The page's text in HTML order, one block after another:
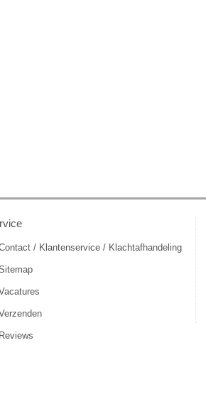
/ Klantenservice / Klachtafhandeling
Reviews